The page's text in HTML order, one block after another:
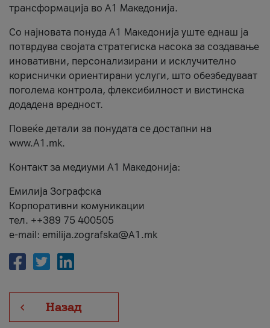
трансформација во А1 Македонија.
Со најновата понуда А1 Македонија уште еднаш ја
потврдува својата стратегиска насока за создавање
иновативни, персонализирани и исклучително
кориснички ориентирани услуги, што обезбедуваат
поголема контрола, флексибилност и вистинска
додадена вредност.
Повеќе детали за понудата се достапни на
www.А1.mk.
Контакт за медиуми А1 Македонија:
Емилија Зографска
Корпоративни комуникации
тел. ++389 75 400505
e-mail: emilija.zografska@A1.mk
Назад